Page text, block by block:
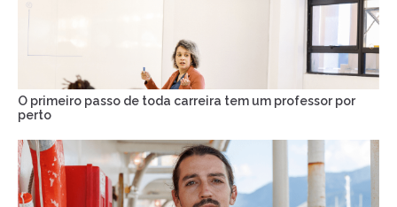
O primeiro passo de toda carreira tem um professor por
perto